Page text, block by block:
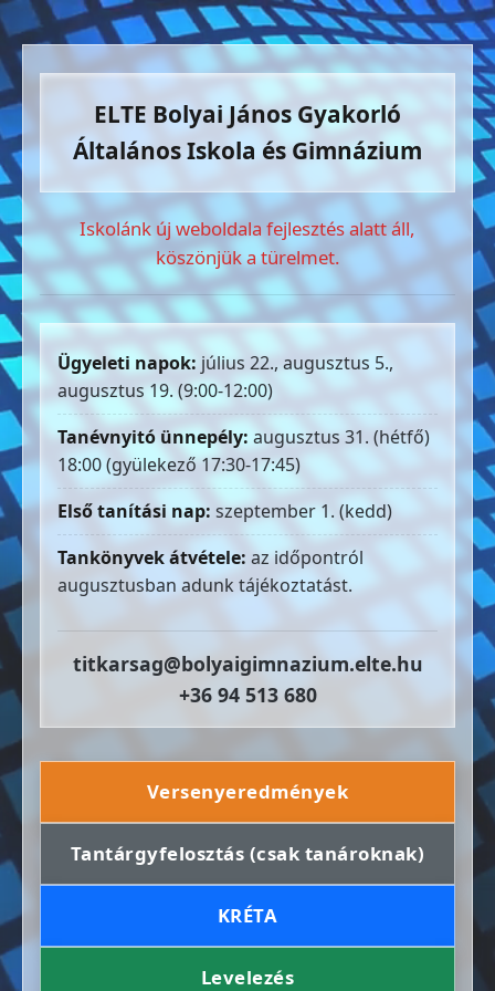
ELTE Bolyai János Gyakorló
Általános Iskola és Gimnázium
Iskolánk új weboldala fejlesztés alatt áll,
köszönjük a türelmet.
Ügyeleti napok: július 22., augusztus 5.,
augusztus 19. (9:00-12:00)
Tanévnyitó ünnepély: augusztus 31. (hétfő)
18:00 (gyülekező 17:30-17:45)
Első tanítási nap: szeptember 1. (kedd)
Tankönyvek átvétele: az időpontról
augusztusban adunk tájékoztatást.
titkarsag@bolyaigimnazium.elte.hu
+36 94 513 680
Versenyeredmények
Tantárgyfelosztás (csak tanároknak)
KRÉTA
Levelezés